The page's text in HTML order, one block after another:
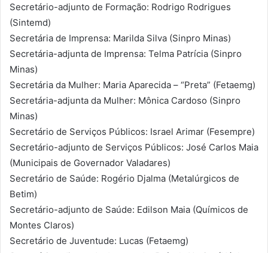
Secretário-adjunto de Formação: Rodrigo Rodrigues
(Sintemd)
Secretária de Imprensa: Marilda Silva (Sinpro Minas)
Secretária-adjunta de Imprensa: Telma Patrícia (Sinpro
Minas)
Secretária da Mulher: Maria Aparecida – “Preta” (Fetaemg)
Secretária-adjunta da Mulher: Mônica Cardoso (Sinpro
Minas)
Secretário de Serviços Públicos: Israel Arimar (Fesempre)
Secretário-adjunto de Serviços Públicos: José Carlos Maia
(Municipais de Governador Valadares)
Secretário de Saúde: Rogério Djalma (Metalúrgicos de
Betim)
Secretário-adjunto de Saúde: Edilson Maia (Químicos de
Montes Claros)
Secretário de Juventude: Lucas (Fetaemg)